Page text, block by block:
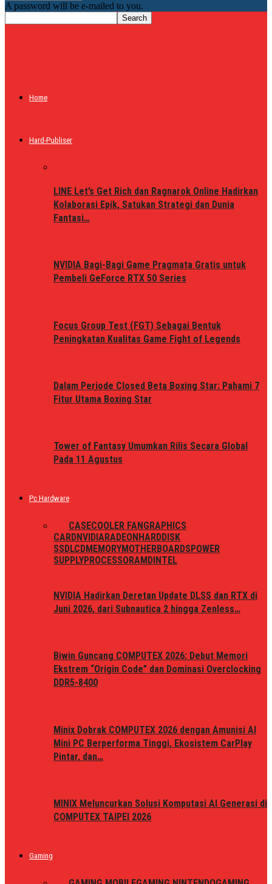
A password will be e-mailed to you.
Home
Hard-Publiser
LINE Let’s Get Rich dan Ragnarok Online Hadirkan
Kolaborasi Epik, Satukan Strategi dan Dunia
Fantasi…
NVIDIA Bagi-Bagi Game Pragmata Gratis untuk
Pembeli GeForce RTX 50 Series
Focus Group Test (FGT) Sebagai Bentuk
Peningkatan Kualitas Game Fight of Legends
Dalam Periode Closed Beta Boxing Star: Pahami 7
Fitur Utama Boxing Star
Tower of Fantasy Umumkan Rilis Secara Global
Pada 11 Agustus
Pc Hardware
CASECOOLER FAN GRAPHICS
CARDNVIDIARADEON HARDDISK
SSDLCDMEMORYMOTHERBOARDSPOWER
SUPPLYPROCESSORAMD INTEL
NVIDIA Hadirkan Deretan Update DLSS dan RTX di
Juni 2026, dari Subnautica 2 hingga Zenless…
Biwin Guncang COMPUTEX 2026: Debut Memori
Ekstrem “Origin Code” dan Dominasi Overclocking
DDR5-8400
Minix Dobrak COMPUTEX 2026 dengan Amunisi AI
Mini PC Berperforma Tinggi, Ekosistem CarPlay
Pintar, dan…
MINIX Meluncurkan Solusi Komputasi AI Generasi di
COMPUTEX TAIPEI 2026
Gaming